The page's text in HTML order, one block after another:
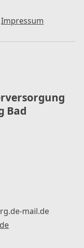
Impressum
Bad
mail.de